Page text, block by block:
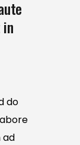
do
ad